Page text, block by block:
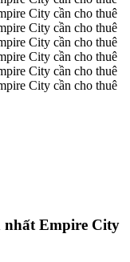
nhất Empire City